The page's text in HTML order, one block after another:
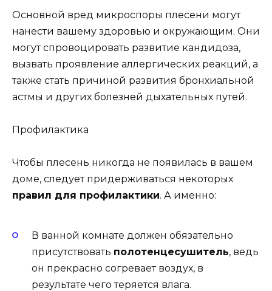
Основной вред микроспоры плесени могут
нанести вашему здоровью и окружающим. Они
могут спровоцировать развитие кандидоза,
вызвать проявление аллергических реакций, а
также стать причиной развития бронхиальной
астмы и других болезней дыхательных путей.
Профилактика
Чтобы плесень никогда не появилась в вашем
доме, следует придерживаться некоторых
правил для профилактики. А именно:
В ванной комнате должен обязательно
присутствовать полотенцесушитель, ведь
он прекрасно согревает воздух, в
результате чего теряется влага.